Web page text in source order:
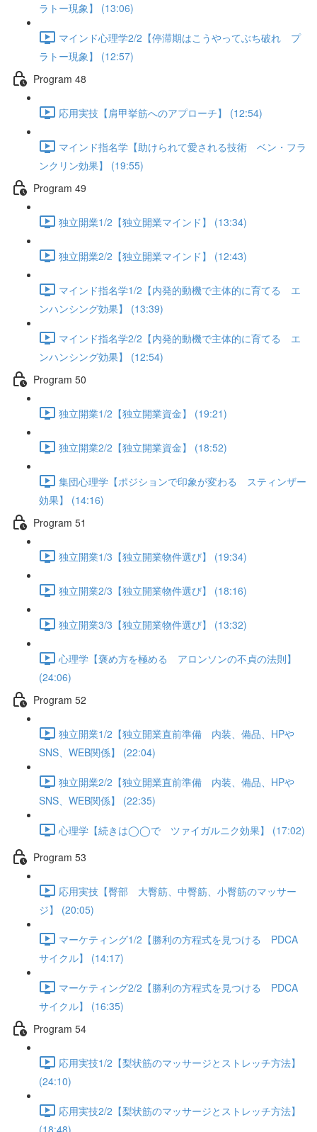
ラトー現象】 (13:06)
マインド心理学2/2【停滞期はこうやってぶち破れ プ
ラトー現象】 (12:57)
Program 48
応用実技【肩甲挙筋へのアプローチ】 (12:54)
マインド指名学【助けられて愛される技術 ベン・フラ
ンクリン効果】 (19:55)
Program 49
独立開業1/2【独立開業マインド】 (13:34)
独立開業2/2【独立開業マインド】 (12:43)
マインド指名学1/2【内発的動機で主体的に育てる エ
ンハンシング効果】 (13:39)
マインド指名学2/2【内発的動機で主体的に育てる エ
ンハンシング効果】 (12:54)
Program 50
独立開業1/2【独立開業資金】 (19:21)
独立開業2/2【独立開業資金】 (18:52)
集団心理学【ポジションで印象が変わる スティンザー
効果】 (14:16)
Program 51
独立開業1/3【独立開業物件選び】 (19:34)
独立開業2/3【独立開業物件選び】 (18:16)
独立開業3/3【独立開業物件選び】 (13:32)
心理学【褒め方を極める アロンソンの不貞の法則】
(24:06)
Program 52
独立開業1/2【独立開業直前準備 内装、備品、HPや
SNS、WEB関係】 (22:04)
独立開業2/2【独立開業直前準備 内装、備品、HPや
SNS、WEB関係】 (22:35)
心理学【続きは◯◯で ツァイガルニク効果】 (17:02)
Program 53
応用実技【臀部 大臀筋、中臀筋、小臀筋のマッサー
ジ】 (20:05)
マーケティング1/2【勝利の方程式を見つける PDCA
サイクル】 (14:17)
マーケティング2/2【勝利の方程式を見つける PDCA
サイクル】 (16:35)
Program 54
応用実技1/2【梨状筋のマッサージとストレッチ方法】
(24:10)
応用実技2/2【梨状筋のマッサージとストレッチ方法】
(18:48)